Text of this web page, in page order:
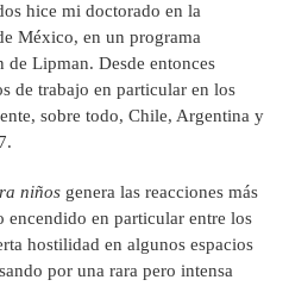
hice mi doctorado en la
México, en un programa
Lipman. Desde entonces
de trabajo en particular en los
sobre todo, Chile, Argentina y
niños genera las reacciones más
encendido en particular entre los
hostilidad en algunos espacios
por una rara pero intensa